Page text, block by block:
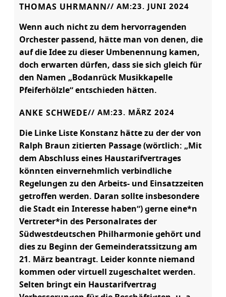
THOMAS UHRMANN // AM:23. JUNI 2024
Wenn auch nicht zu dem hervorragenden
Orchester passend, hätte man von denen, die
auf die Idee zu dieser Umbenennung kamen,
doch erwarten dürfen, dass sie sich gleich für
den Namen „Bodanrück Musikkapelle
Pfeiferhölzle“ entschieden hätten.
ANKE SCHWEDE// AM:23. MÄRZ 2024
Die Linke Liste Konstanz hätte zu der der von
Ralph Braun zitierten Passage (wörtlich: „Mit
dem Abschluss eines Haustarifvertrages
könnten einvernehmlich verbindliche
Regelungen zu den Arbeits- und Einsatzzeiten
getroffen werden. Daran sollte insbesondere
die Stadt ein Interesse haben“) gerne eine*n
Vertreter*in des Personalrates der
Südwestdeutschen Philharmonie gehört und
dies zu Beginn der Gemeinderatssitzung am
21. März beantragt. Leider konnte niemand
kommen oder virtuell zugeschaltet werden.
Selten bringt ein Haustarifvertrag